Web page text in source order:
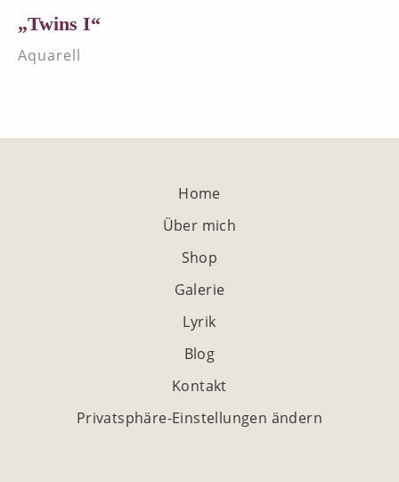
„Twins I“
Aquarell
Home
Über mich
Shop
Galerie
Lyrik
Blog
Kontakt
Privatsphäre-Einstellungen ändern